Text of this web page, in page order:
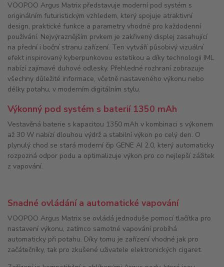
VOOPOO Argus Matrix představuje moderní pod systém s
originálním futuristickým vzhledem, který spojuje atraktivní
design, praktické funkce a parametry vhodné pro každodenní
používání. Nejvýraznějším prvkem je zakřivený displej zasahující
na přední i boční stranu zařízení. Ten vytváří působivý vizuální
efekt inspirovaný kyberpunkovou estetikou a díky technologii IML
nabízí zajímavé duhové odlesky. Přehledné rozhraní zobrazuje
všechny důležité informace, včetně nastaveného výkonu nebo
délky potahu, v moderním digitálním stylu.
Výkonný pod systém s baterií 1350 mAh
Vestavěná baterie s kapacitou 1350 mAh v kombinaci s výkonem
až 30 W nabízí dlouhou výdrž a stabilní výkon po celý den. O
plynulý chod se stará moderní čip GENE AI 2.0, který automaticky
rozpozná odpor podu a optimalizuje výkon pro co nejlepší zážitek
z vapování.
Snadné ovládání a automatické vapování
VOOPOO Argus Matrix se ovládá jednoduše pomocí tlačítka pro
nastavení výkonu, zatímco samotné vapování probíhá
automaticky při potahu. Díky tomu je zařízení vhodné jak pro
začátečníky, tak pro zkušené uživatele elektronických cigaret.